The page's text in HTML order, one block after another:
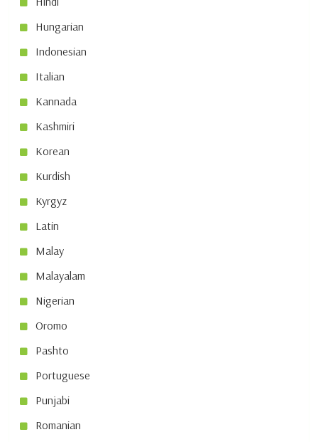
Hungarian
Indonesian
Italian
Kannada
Kashmiri
Korean
Kurdish
Kyrgyz
Latin
Malay
Malayalam
Nigerian
Oromo
Pashto
Portuguese
Punjabi
Romanian